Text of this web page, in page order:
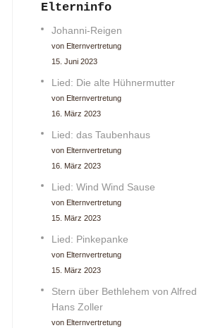
Elterninfo
Johanni-Reigen
von Elternvertretung
15. Juni 2023
Lied: Die alte Hühnermutter
von Elternvertretung
16. März 2023
Lied: das Taubenhaus
von Elternvertretung
16. März 2023
Lied: Wind Wind Sause
von Elternvertretung
15. März 2023
Lied: Pinkepanke
von Elternvertretung
15. März 2023
Stern über Bethlehem von Alfred
Hans Zoller
von Elternvertretung